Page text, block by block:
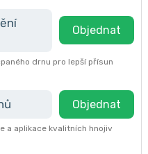
Objednat
drnu pro lepší přísun
Objednat
a aplikace kvalitních hnojiv